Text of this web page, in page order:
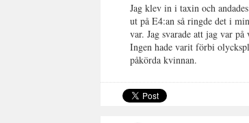
Jag klev in i taxin och
ut på E4:an så ringde det i
var. Jag svarade att jag var
Ingen hade varit förbi
påkörda kvinnan.